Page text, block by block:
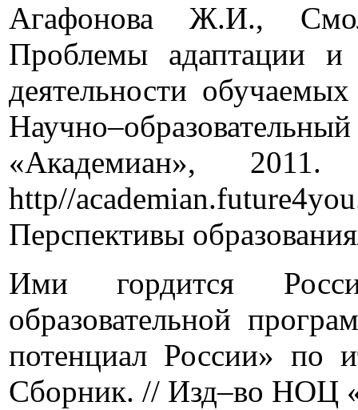
Агафонова Ж.И.,
Проблемы адаптации и
деятельности
http//
Перспективы
Ими гордится
образовательной
потенциал России» по
Сборник. // Изд–во НОЦ